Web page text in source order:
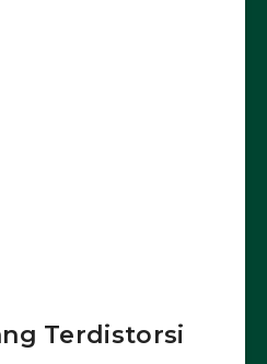
Terdistorsi